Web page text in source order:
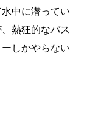
中に潜ってい
熱狂的なバス
しかやらない